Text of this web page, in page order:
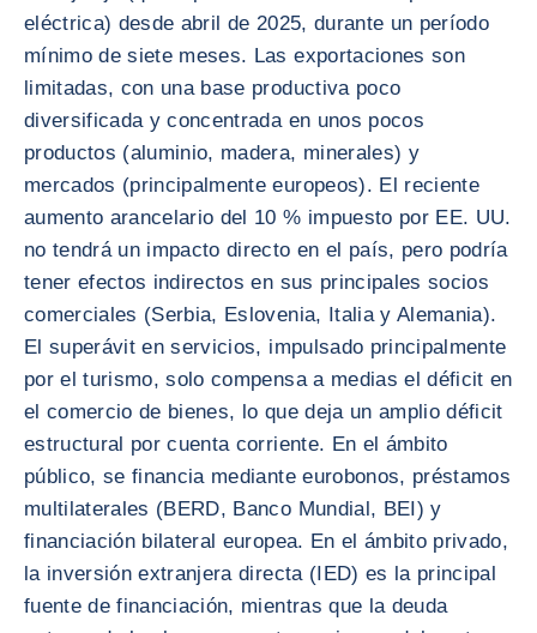
eléctrica) desde abril de 2025, durante un período
mínimo de siete meses. Las exportaciones son
limitadas, con una base productiva poco
diversificada y concentrada en unos pocos
productos (aluminio, madera, minerales) y
mercados (principalmente europeos). El reciente
aumento arancelario del 10 % impuesto por EE. UU.
no tendrá un impacto directo en el país, pero podría
tener efectos indirectos en sus principales socios
comerciales (Serbia, Eslovenia, Italia y Alemania).
El superávit en servicios, impulsado principalmente
por el turismo, solo compensa a medias el déficit en
el comercio de bienes, lo que deja un amplio déficit
estructural por cuenta corriente. En el ámbito
público, se financia mediante eurobonos, préstamos
multilaterales (BERD, Banco Mundial, BEI) y
financiación bilateral europea. En el ámbito privado,
la inversión extranjera directa (IED) es la principal
fuente de financiación, mientras que la deuda